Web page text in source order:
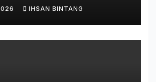
IHSAN BINTANG